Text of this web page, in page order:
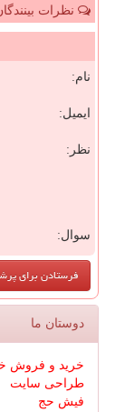
نظرات
نام:
ایمیل:
نظر:
سوال:
دوستان ما
خرید و فروش
طراحی سایت
فیش حج